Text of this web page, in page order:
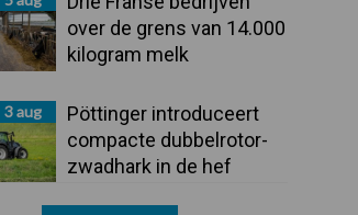
over de grens van 14.000
kilogram melk
3 aug
Pöttinger introduceert
compacte dubbelrotor-
zwadhark in de hef